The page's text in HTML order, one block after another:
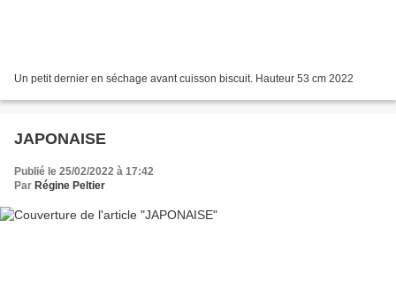
Un petit dernier en séchage avant cuisson biscuit. Hauteur 53 cm 2022
JAPONAISE
Publié le 25/02/2022 à 17:42
Par Régine Peltier